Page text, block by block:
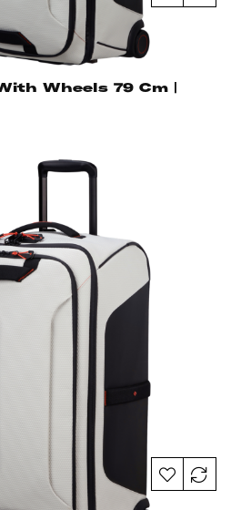
Wheels 79 Cm |